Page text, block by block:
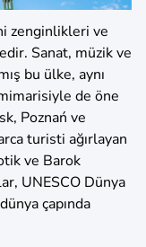
zenginlikleri ve
Sanat, müzik ve
bu ülke, aynı
de öne
Poznań ve
turisti ağırlayan
ve Barok
UNESCO Dünya
çapında